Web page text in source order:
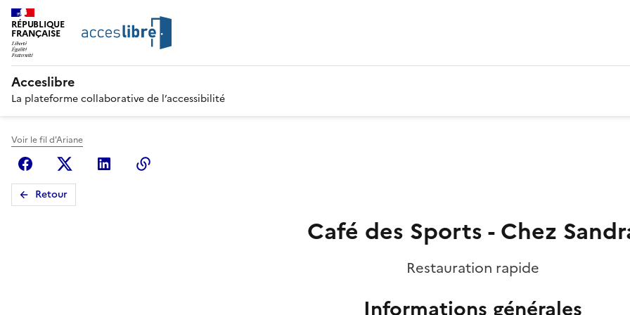
RÉPUBLIQUE
FRANÇAISE
Acceslibre
La plateforme collaborative de l’accessibilité
Voir le fil d'Ariane
FacebookX (anciennement Twitter)
Linkedin
Retour
Café des Sports - Chez
Restauration rapide
Informations générales